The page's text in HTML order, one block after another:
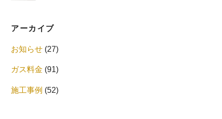
アーカイブ
お知らせ (27)
ガス料金 (91)
施工事例 (52)